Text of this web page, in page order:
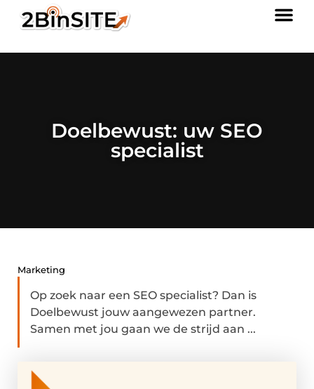
Doelbewust: uw SEO
specialist
Marketing
Op zoek naar een SEO specialist? Dan is
Doelbewust jouw aangewezen partner.
Samen met jou gaan we de strijd aan ...